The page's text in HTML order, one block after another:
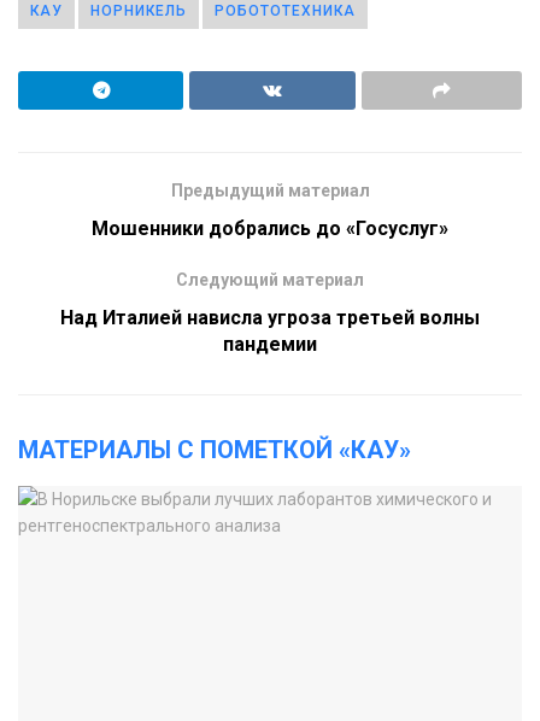
КАУ НОРНИКЕЛЬ РОБОТОТЕХНИКА
Предыдущий материал
Мошенники добрались до «Госуслуг»
Следующий материал
Над Италией нависла угроза третьей волны
пандемии
МАТЕРИАЛЫ С ПОМЕТКОЙ «КАУ»